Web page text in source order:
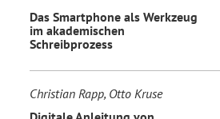
Das Smartphone als Werkzeug
im akademischen
Schreibprozess
Christian Rapp, Otto Kruse